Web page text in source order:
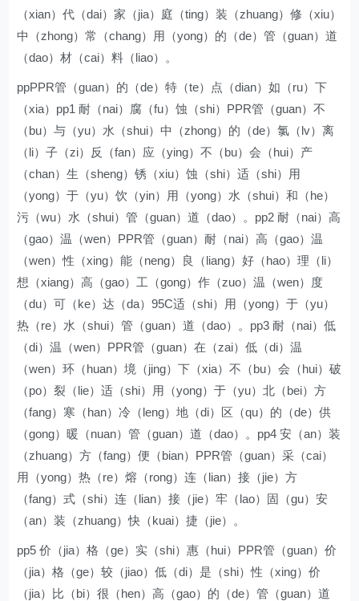
（xian）代（dai）家（jia）庭（ting）装（zhuang）修（xiu）
中（zhong）常（chang）用（yong）的（de）管（guan）道
（dao）材（cai）料（liao）。
ppPPR管（guan）的（de）特（te）点（dian）如（ru）下
（xia）pp1 耐（nai）腐（fu）蚀（shi）PPR管（guan）不
（bu）与（yu）水（shui）中（zhong）的（de）氯（lv）离
（li）子（zi）反（fan）应（ying）不（bu）会（hui）产
（chan）生（sheng）锈（xiu）蚀（shi）适（shi）用
（yong）于（yu）饮（yin）用（yong）水（shui）和（he）
污（wu）水（shui）管（guan）道（dao）。pp2 耐（nai）高
（gao）温（wen）PPR管（guan）耐（nai）高（gao）温
（wen）性（xing）能（neng）良（liang）好（hao）理（li）
想（xiang）高（gao）工（gong）作（zuo）温（wen）度
（du）可（ke）达（da）95C适（shi）用（yong）于（yu）
热（re）水（shui）管（guan）道（dao）。pp3 耐（nai）低
（di）温（wen）PPR管（guan）在（zai）低（di）温
（wen）环（huan）境（jing）下（xia）不（bu）会（hui）破
（po）裂（lie）适（shi）用（yong）于（yu）北（bei）方
（fang）寒（han）冷（leng）地（di）区（qu）的（de）供
（gong）暖（nuan）管（guan）道（dao）。pp4 安（an）装
（zhuang）方（fang）便（bian）PPR管（guan）采（cai）
用（yong）热（re）熔（rong）连（lian）接（jie）方
（fang）式（shi）连（lian）接（jie）牢（lao）固（gu）安
（an）装（zhuang）快（kuai）捷（jie）。
pp5 价（jia）格（ge）实（shi）惠（hui）PPR管（guan）价
（jia）格（ge）较（jiao）低（di）是（shi）性（xing）价
（jia）比（bi）很（hen）高（gao）的（de）管（guan）道